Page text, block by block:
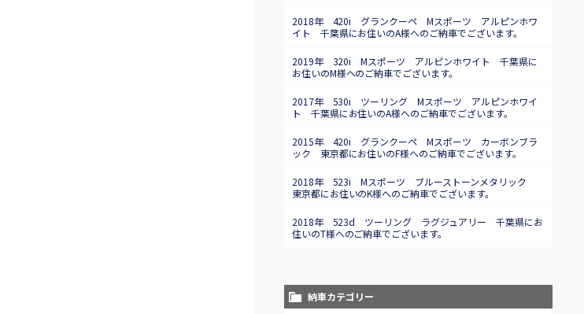
2018年 420i グランクーペ Mスポーツ アルピンホワ
イト 千葉県にお住いのA様へのご納車でございます。
2019年 320i Mスポーツ アルピンホワイト 千葉県に
お住いのM様へのご納車でございます。
2017年 530i ツーリング Mスポーツ アルピンホワイ
ト 千葉県にお住いのA様へのご納車でございます。
2015年 420i グランクーペ Mスポーツ カーボンブラ
ック 東京都にお住いのF様へのご納車でございます。
2018年 523i Mスポーツ ブルーストーンメタリック
東京都にお住いのK様へのご納車でございます。
2018年 523d ツーリング ラグジュアリー 千葉県にお
住いのT様へのご納車でございます。
納車カテゴリー